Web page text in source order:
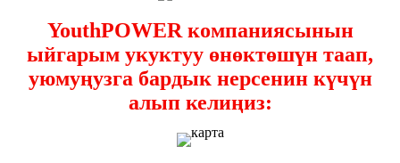
YouthPOWER компаниясынын
ыйгарым укуктуу өнөктөшүн таап,
уюмуңузга бардык нерсенин күчүн
алып келиңиз: